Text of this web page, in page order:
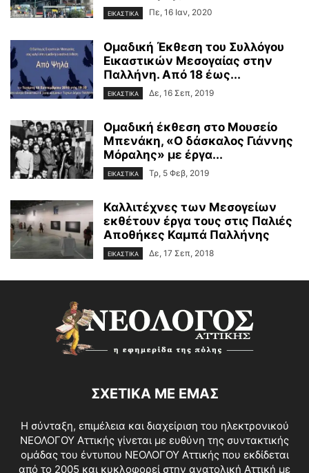
ΕΙΚΑΣΤΙΚΑ Πε, 16 Ιαν, 2020
Ομαδική Έκθεση του Συλλόγου
Εικαστικών Μεσογαίας στην
Παλλήνη. Από 18 έως...
ΕΙΚΑΣΤΙΚΑ Δε, 16 Σεπ, 2019
Oμαδική έκθεση στο Μουσείο
Μπενάκη, «Ο δάσκαλος Γιάννης
Μόραλης» με έργα...
ΕΙΚΑΣΤΙΚΑ Τρ, 5 Φεβ, 2019
Καλλιτέχνες των Μεσογείων
εκθέτουν έργα τους στις Παλιές
Αποθήκες Καμπά Παλλήνης
ΕΙΚΑΣΤΙΚΑ Δε, 17 Σεπ, 2018
ΣΧΕΤΙΚΑ ΜΕ ΕΜΑΣ
Η σύνταξη, επιμέλεια και διαχείριση του ηλεκτρονικού
ΝΕΟΛΟΓΟΥ Αττικής γίνεται με ευθύνη της συντακτικής
ομάδας του έντυπου ΝΕΟΛΟΓΟΥ Αττικής που εκδίδεται
από το 2005 και κυκλοφορεί στην ανατολική Αττική με